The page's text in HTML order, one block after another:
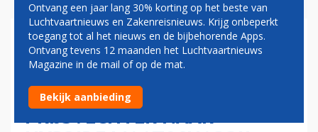
INDIGO ONTHULT EERSTE
BUSINESS CLASS-PRODUCT,
IN TRANSFORMATIE VAN
PRIJSVECHTER NAAR
Ontvang een jaar lang 30% korting op het beste van
Luchtvaartnieuws en Zakenreisnieuws. Krijg onbeperkt
toegang tot al het nieuws en de bijbehorende Apps.
Ontvang tevens 12 maanden het Luchtvaartnieuws
Magazine in de mail of op de mat.
Bekijk aanbieding